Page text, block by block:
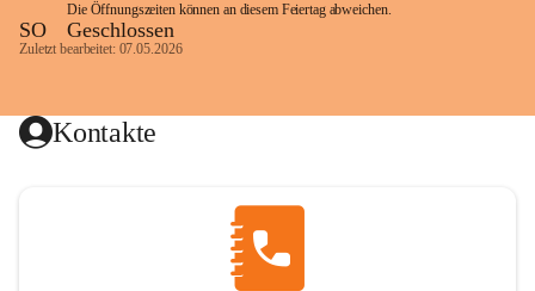
Die Öffnungszeiten können an diesem Feiertag abweichen.
SO Geschlossen
Zuletzt bearbeitet: 07.05.2026
Kontakte